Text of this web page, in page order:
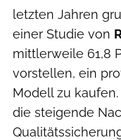
letzten Jahren
einer Studie von
mittlerweile 61,8
vorstellen, ein
Modell zu
die steigende